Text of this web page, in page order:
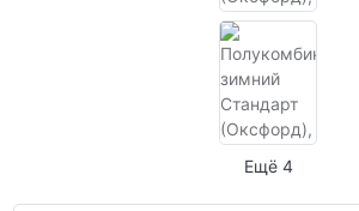
Ещё 4